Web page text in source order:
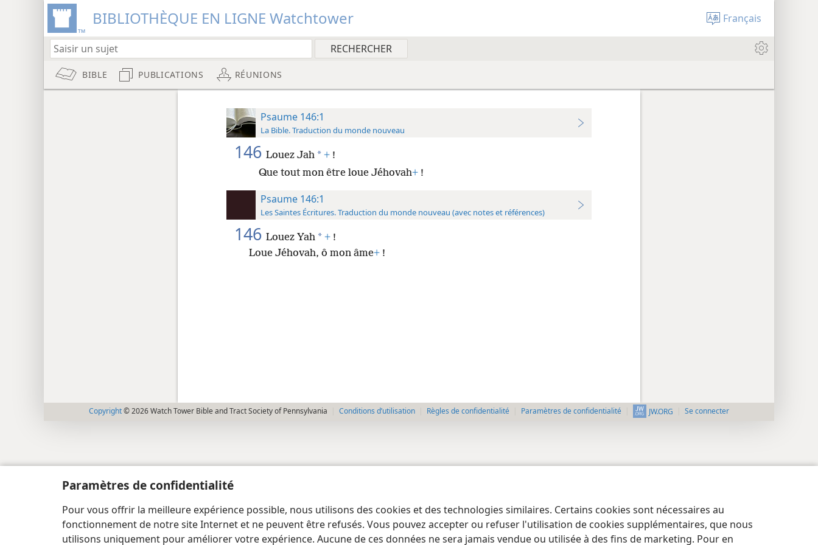
Paramètres de confidentialité
Pour vous offrir la meilleure expérience possible, nous utilisons des cookies et des technologies similaires. Certains cookies sont nécessaires au
fonctionnement de notre site Internet et ne peuvent être refusés. Vous pouvez accepter ou refuser l'utilisation de cookies supplémentaires, que nous
utilisons uniquement pour améliorer votre expérience. Aucune de ces données ne sera jamais vendue ou utilisée à des fins de marketing. Pour en
BIBLIOTHÈQUE EN LIGNE Watchtower Français
BIBLE PUBLICATIONS RÉUNIONS
Psaume 146:1
La Bible. Traduction du monde nouveau
146 Louez Jah * +!
Que tout mon être loue Jéhovah+!
Psaume 146:1
Les Saintes Écritures. Traduction du monde nouveau (avec notes et références)
146 Louez Yah * +!
Loue Jéhovah, ô mon âme+!
Copyright© 2026 Watch Tower Bible and Tract Society of Pennsylvania Conditions d’utilisation Règles de confidentialité Paramètres de confidentialité JW.ORG Se connecter